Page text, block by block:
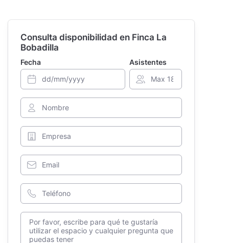
Consulta disponibilidad en Finca La
Bobadilla
Fecha Asistentes